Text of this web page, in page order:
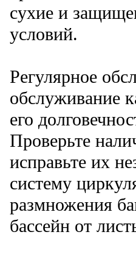
сухие и
условий.
Регулярное
обслуживание
его
Проверьте
исправьте их
систему
размножения
бассейн от